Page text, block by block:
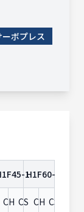
ーボプレス
1H1F60-1
CH CS CH CS